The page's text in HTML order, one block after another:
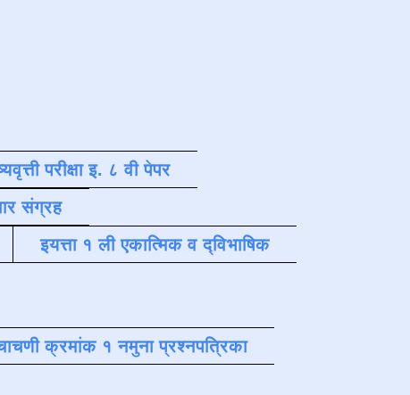
परीक्षा इ. ८ वी पेपर
संग्रह
इयत्ता १ ली एकात्मिक व द्विभाषिक
क्रमांक १ नमुना प्रश्नपत्रिका